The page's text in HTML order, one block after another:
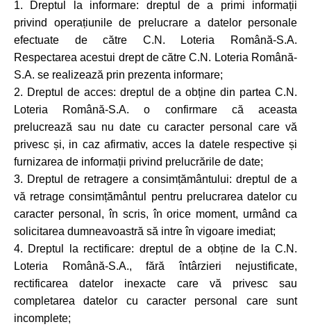
1. Dreptul la informare: dreptul de a primi informații
privind operațiunile de prelucrare a datelor personale
efectuate de către C.N. Loteria Română-S.A.
Respectarea acestui drept de către C.N. Loteria Română-
S.A. se realizează prin prezenta informare;
2. Dreptul de acces: dreptul de a obține din partea C.N.
Loteria Română-S.A. o confirmare că aceasta
prelucrează sau nu date cu caracter personal care vă
privesc și, in caz afirmativ, acces la datele respective și
furnizarea de informații privind prelucrările de date;
3. Dreptul de retragere a consimțământului: dreptul de a
vă retrage consimțământul pentru prelucrarea datelor cu
caracter personal, în scris, în orice moment, urmând ca
solicitarea dumneavoastră să intre în vigoare imediat;
4. Dreptul la rectificare: dreptul de a obține de la C.N.
Loteria Română-S.A., fără întârzieri nejustificate,
rectificarea datelor inexacte care vă privesc sau
completarea datelor cu caracter personal care sunt
incomplete;